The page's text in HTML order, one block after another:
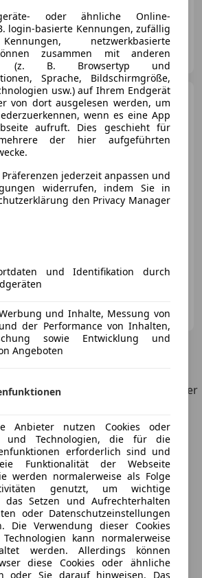
an der Stiefing
Porsche 924TURBO 177PS
€ 24 924
für Porsche 924
über neue Fahrzeuge zu deiner
Suche speichern
ähnliche Fahrzeuge
oder ähnliche Online-
login-basierte Kennungen, zufällig
netzwerkbasierte
zusammen mit anderen
(z. B. Browsertyp und
Sprache, Bildschirmgröße,
usw.) auf Ihrem Endgerät
von dort ausgelesen werden, um
wenn es eine App
aufruft. Dies geschieht für
der hier aufgeführten
jederzeit anpassen und
widerrufen, indem Sie in
den Privacy Manager
und Identifikation durch
und Inhalte, Messung von
der Performance von Inhalten,
sowie Entwicklung und
Angeboten
Anbieter nutzen Cookies oder
und Technologien, die für die
erforderlich sind und
Funktionalität der Webseite
werden normalerweise als Folge
genutzt, um wichtige
das Setzen und Aufrechterhalten
oder Datenschutzeinstellungen
Die Verwendung dieser Cookies
kann normalerweise
werden. Allerdings können
diese Cookies oder ähnliche
oder Sie darauf hinweisen. Das